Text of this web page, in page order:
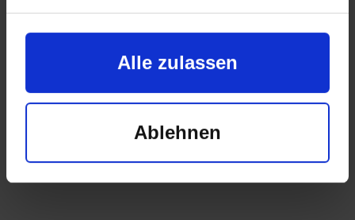
Alle zulassen
Ablehnen
Zusatzprodukte erhältlich. Z. B. medizinische